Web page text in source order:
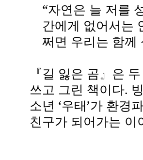
“자연은 늘 저를
간에게 없어서는
쩌면 우리는 함께
『길 잃은 곰』은
쓰고 그린 책이다.
소년 ‘우태’가 환경
친구가 되어가는 이